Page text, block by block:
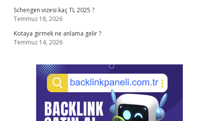
Schengen vizesi kaç TL 2025 ?
Temmuz 18, 2026
Kotaya girmek ne anlama gelir ?
Temmuz 14, 2026